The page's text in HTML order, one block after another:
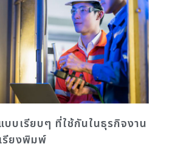
บบเรียบๆ ที่ใช้กันในธุรกิจงาน
รียงพิมพ์